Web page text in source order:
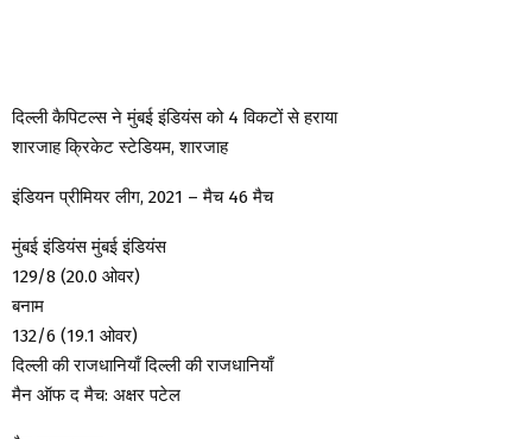
दिल्ली कैपिटल्स ने मुंबई इंडियंस को 4 विकटों से हराया
शारजाह क्रिकेट स्टेडियम, शारजाह
इंडियन प्रीमियर लीग, 2021 – मैच 46 मैच
मुंबई इंडियंस मुंबई इंडियंस
129/8 (20.0 ओवर)
बनाम
132/6 (19.1 ओवर)
दिल्ली की राजधानियाँ दिल्ली की राजधानियाँ
मैन ऑफ द मैच: अक्षर पटेल